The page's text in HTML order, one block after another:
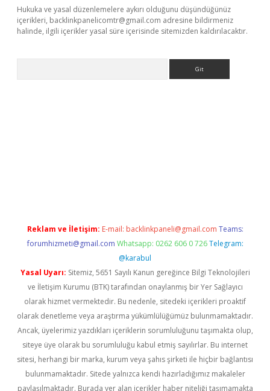
Hukuka ve yasal düzenlemelere aykırı olduğunu düşündüğünüz
içerikleri, backlinkpanelicomtr@gmail.com adresine bildirmeniz
halinde, ilgili içerikler yasal süre içerisinde sitemizden kaldırılacaktır.
Reklam ve İletişim: E-mail: backlinkpaneli@gmail.com Teams:
forumhizmeti@gmail.com Whatsapp: 0262 606 0 726 Telegram:
@karabul
Yasal Uyarı: Sitemiz, 5651 Sayılı Kanun gereğince Bilgi Teknolojileri
ve İletişim Kurumu (BTK) tarafından onaylanmış bir Yer Sağlayıcı
olarak hizmet vermektedir. Bu nedenle, sitedeki içerikleri proaktif
olarak denetleme veya araştırma yükümlülüğümüz bulunmamaktadır.
Ancak, üyelerimiz yazdıkları içeriklerin sorumluluğunu taşımakta olup,
siteye üye olarak bu sorumluluğu kabul etmiş sayılırlar. Bu internet
sitesi, herhangi bir marka, kurum veya şahıs şirketi ile hiçbir bağlantısı
bulunmamaktadır. Sitede yalnızca kendi hazırladığımız makaleler
paylaşılmaktadır. Burada yer alan içerikler haber niteliği taşımamakta